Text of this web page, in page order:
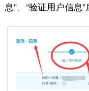
息”、“验证用户信息